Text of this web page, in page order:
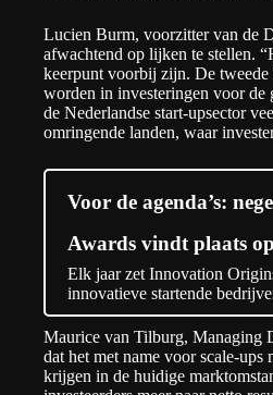
Lucien Burm, voorzitter van de
afwachtend op lijken te stellen.
keerpunt voorbij zijn. De tweede
worden in investeringen voor de
de Nederlandse start-upsector
omringende landen, waar
Voor de agenda’s:
Awards vindt plaats
Elk jaar zet Innovation
innovatieve startende
Maurice van Tilburg, Managing
dat het met name voor scale-
krijgen in de huidige